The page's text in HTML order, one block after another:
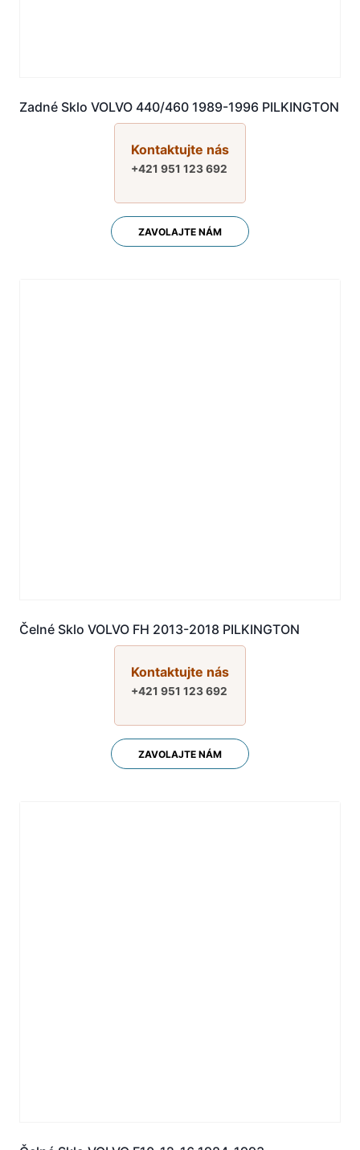
Zadné Sklo VOLVO 440/460 1989-1996 PILKINGTON
Kontaktujte nás
+421 951 123 692
ZAVOLAJTE NÁM
Čelné Sklo VOLVO FH 2013-2018 PILKINGTON
Kontaktujte nás
+421 951 123 692
ZAVOLAJTE NÁM